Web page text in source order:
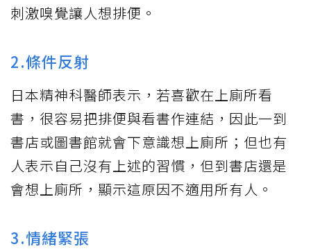
刺激嗅覺讓人想排便。
2.條件反射
日本精神科醫師表示，若喜歡在上廁所看
書，很容易把排便與看書作連結，因此一到
書店或圖書館就會下意識想上廁所；但也有
人表示自己沒有上述的習慣，但到書店還是
會想上廁所，顯示這原因不適用所有人。
3.情緒緊張